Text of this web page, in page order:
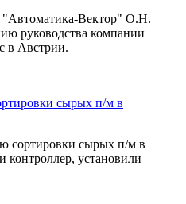
Вектор" О.Н.
руководства компании
в Австрии.
сырых п/м в
сортировки сырых п/м в
контроллер, установили